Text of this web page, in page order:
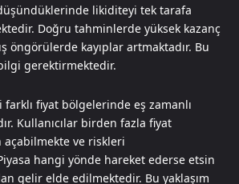
likiditeyi tek tarafa
Doğru tahminlerde yüksek kazanç
öngörülerde kayıplar artmaktadır. Bu
gerektirmektedir.
fiyat bölgelerinde eş zamanlı
Kullanıcılar birden fazla fiyat
açabilmekte ve riskleri
hangi yönde hareket ederse etsin
gelir elde edilmektedir. Bu yaklaşım